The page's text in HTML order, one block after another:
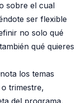
sobre el cual
ser flexible
no solo qué
qué quieres
los temas
trimestre,
del programa.